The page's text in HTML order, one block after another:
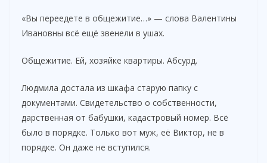
«Вы переедете в общежитие…» — слова Валентины
Ивановны всё ещё звенели в ушах.
Общежитие. Ей, хозяйке квартиры. Абсурд.
Людмила достала из шкафа старую папку с
документами. Свидетельство о собственности,
дарственная от бабушки, кадастровый номер. Всё
было в порядке. Только вот муж, её Виктор, не в
порядке. Он даже не вступился.